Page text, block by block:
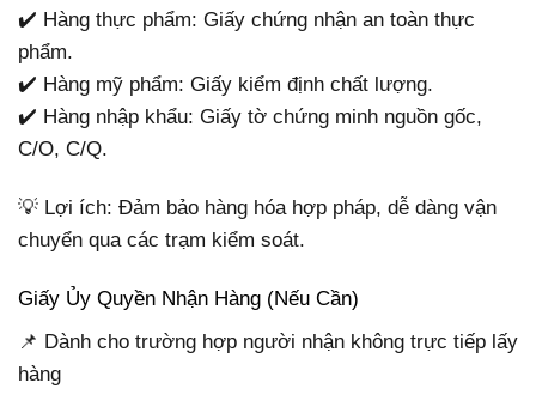
✔️ Hàng thực phẩm: Giấy chứng nhận an toàn thực
phẩm.
✔️ Hàng mỹ phẩm: Giấy kiểm định chất lượng.
✔️ Hàng nhập khẩu: Giấy tờ chứng minh nguồn gốc,
C/O, C/Q.
💡 Lợi ích: Đảm bảo hàng hóa hợp pháp, dễ dàng vận
chuyển qua các trạm kiểm soát.
Giấy Ủy Quyền Nhận Hàng (Nếu Cần)
📌 Dành cho trường hợp người nhận không trực tiếp lấy
hàng